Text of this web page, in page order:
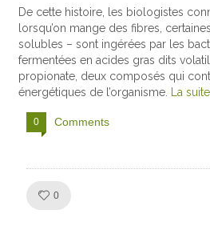
De cette histoire, les biologistes
lorsqu’on mange des fibres,
solubles – sont ingérées par les
fermentées en acides gras dits
propionate, deux composés qui
énergétiques de l’organisme.
La suite.
0 Comments
0